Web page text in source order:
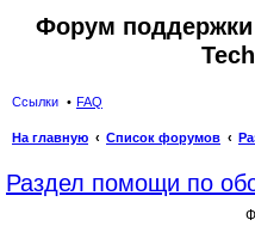
Форум поддержки
Ссылки FAQ
На главную Список форумов
Раздел помощи по